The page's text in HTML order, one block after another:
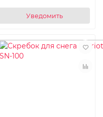
Уведомить